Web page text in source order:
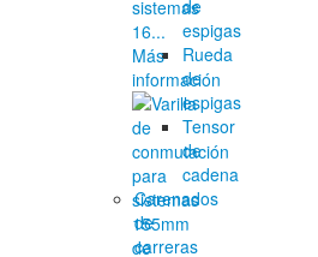
de
espigas
Rueda
de
espigas
Tensor
de
cadena
Carenados
de
carreras
sistemas
16...
Más
información